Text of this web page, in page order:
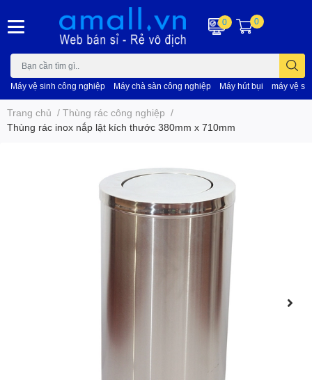
Máy vệ sinh công nghiệp Máy chà sàn công nghiệp Máy hút bụi máy vệ
0 0
Trang chủ / Thùng rác công nghiệp /
Thùng rác inox nắp lật kích thước 380mm x 710mm